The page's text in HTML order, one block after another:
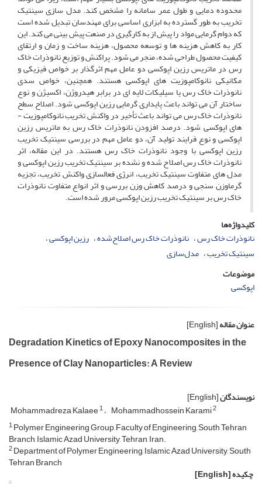
محدوده دمایی و طول عمر سامانه را مشخص کند. مدل­ سازی سینتیک
تخریب به­ طور گسترده به ابزاری اساسی برای مهندسان تبدیل شده است
که دوام گرمایی مواد را پیش از به­ کارگیری در صنعت پیش­ بینی می­ کند. این
کار به کاهش هزینه­ ها و توسعه محصول، هزینه ساخت و زمان و ارتقای
کیفیت محصول طراحی­ شده، منجر می ­شود. پراکنش و توزیع نانوذرات خاک
رس در ماتریس رزین اپوکسی دو عامل مهم اثرگذار بر خواص فیزیکی و
مکانیکی نانوکامپوزیت ­های اپوکسی هستند. همچنین، خواص سدی
نانوذرات خاک رس یا سیلیکات لایه­ ای در برابر هیدروژن، اکسیژن و نوع
ساختار آن­ می ­تواند باعث پایداری گرمایی رزین اپوکسی شود. اصلاح سطح
نانوذرات خاک رس می ­تواند باعث تأخیر در واکنش تخریب نانوکامپوزیت ­
های اپوکسی شود. درصد افزودن نانوذرات خاک رس به ماتریس رزین
اپوکسی و نوع فرایند تولید آن، دو عامل مهم در بررسی سینتیک تخریب
رزین اپوکسی با وجود نانوذرات خاک رس هستند. در این مقاله، اثر
نانوذرات خاک رس اصلاح­ شده و نشده بر سینتیک تخریب رزین اپوکسی و
مدل­ های متفاوت سینتیک تخریب، انرژی فعال­سازی واکنش تخریب، تجزیه
گرماوزن­ سنجی و درصد کاهش وزن بررسی و اثر انواع متفاوت نانوذرات
خاک رس بر سینتیک تخریب رزین اپوکسی مرور شده است.
کلیدواژه‌ها
نانوذرات خاک رس نانوذرات خاک رس اصلاح‌شده رزین اپوکسی
سینتیک تخریب مدل‌سازی
موضوعات
اپوکسی
عنوان مقاله[English]
Degradation Kinetics of Epoxy Nanocomposites in the
Presence of Clay Nanoparticles: A Review
نویسندگان[English]
Mohammadreza Kalaee1 Mohammadhossein Karami2
1Polymer Engineering Group, Faculty of Engineering, South Tehran
Branch, Islamic Azad University, Tehran, Iran.
2Department of Polymer Engineering, Islamic Azad University, South
Tehran Branch
چکیده[English]